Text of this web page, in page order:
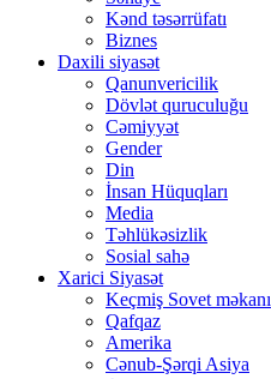
Kənd təsərrüfatı
Biznes
Daxili siyasət
Qanunvericilik
Dövlət quruculuğu
Cəmiyyət
Gender
Din
İnsan Hüquqları
Media
Təhlükəsizlik
Sosial sahə
Xarici Siyasət
Keçmiş Sovet məkanı
Qafqaz
Amerika
Cənub-Şərqi Asiya